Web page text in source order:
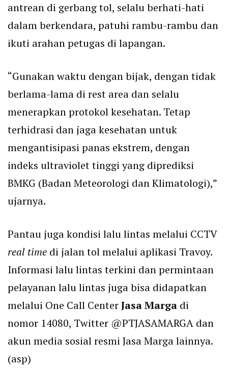
antrean di gerbang tol, selalu berhati-hati
dalam berkendara, patuhi rambu-rambu dan
ikuti arahan petugas di lapangan.
“Gunakan waktu dengan bijak, dengan tidak
berlama-lama di rest area dan selalu
menerapkan protokol kesehatan. Tetap
terhidrasi dan jaga kesehatan untuk
mengantisipasi panas ekstrem, dengan
indeks ultraviolet tinggi yang diprediksi
BMKG (Badan Meteorologi dan Klimatologi),”
ujarnya.
Pantau juga kondisi lalu lintas melalui CCTV
real time di jalan tol melalui aplikasi Travoy.
Informasi lalu lintas terkini dan permintaan
pelayanan lalu lintas juga bisa didapatkan
melalui One Call CenterJasa Marga di
nomor 14080, Twitter @PTJASAMARGA dan
akun media sosial resmi Jasa Marga lainnya.
(asp)